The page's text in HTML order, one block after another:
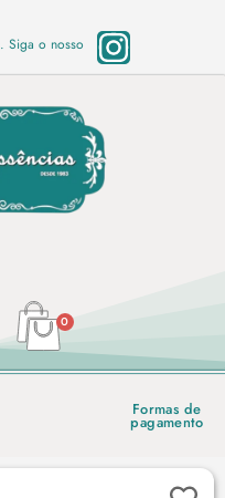
Siga o nosso
0
Formas de
pagamento